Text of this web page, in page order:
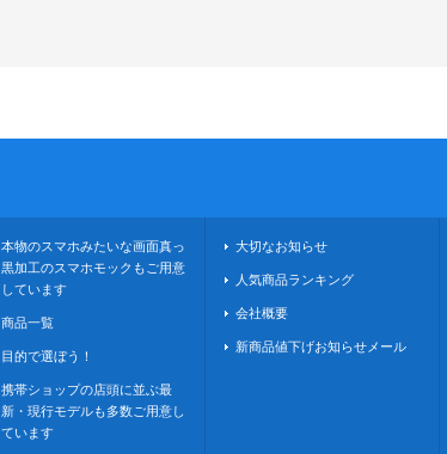
本物のスマホみたいな画面真っ
黒加工のスマホモックもご用意
しています
商品一覧
目的で選ぼう！
携帯ショップの店頭に並ぶ最
新・現行モデルも多数ご用意し
ています
大切なお知らせ
人気商品ランキング
会社概要
新商品値下げお知らせメール